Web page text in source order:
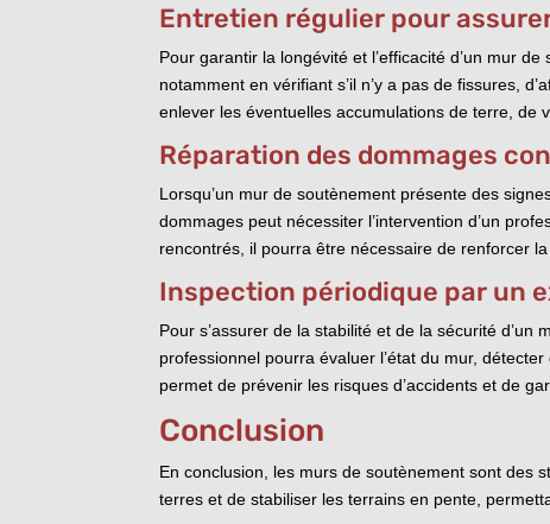
Entretien régulier pour
Pour garantir la longévité et l’efficacité d’un mur
notamment en vérifiant s’il n’y a pas de fissures,
enlever les éventuelles accumulations de terre, de
Réparation des dommages
Lorsqu’un mur de soutènement présente des
dommages peut nécessiter l’intervention d’un
rencontrés, il pourra être nécessaire de renforcer
Inspection périodique par un
Pour s’assurer de la stabilité et de la sécurité
professionnel pourra évaluer l’état du mur,
permet de prévenir les risques d’accidents et de
Conclusion
En conclusion, les murs de soutènement sont des
terres et de stabiliser les terrains en pente,